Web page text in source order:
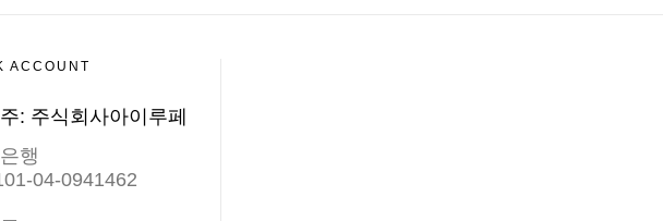
ACCOUNT
: 주식회사아이루페
행
04-0941462